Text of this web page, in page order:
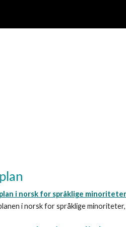
i norsk for språklige minoriteter
i norsk for språklige